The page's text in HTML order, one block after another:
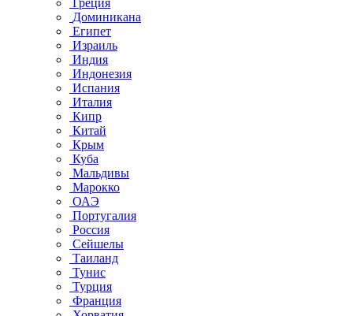
Греция
Доминикана
Египет
Израиль
Индия
Индонезия
Испания
Италия
Кипр
Китай
Крым
Куба
Мальдивы
Марокко
ОАЭ
Португалия
Россия
Сейшелы
Таиланд
Тунис
Турция
Франция